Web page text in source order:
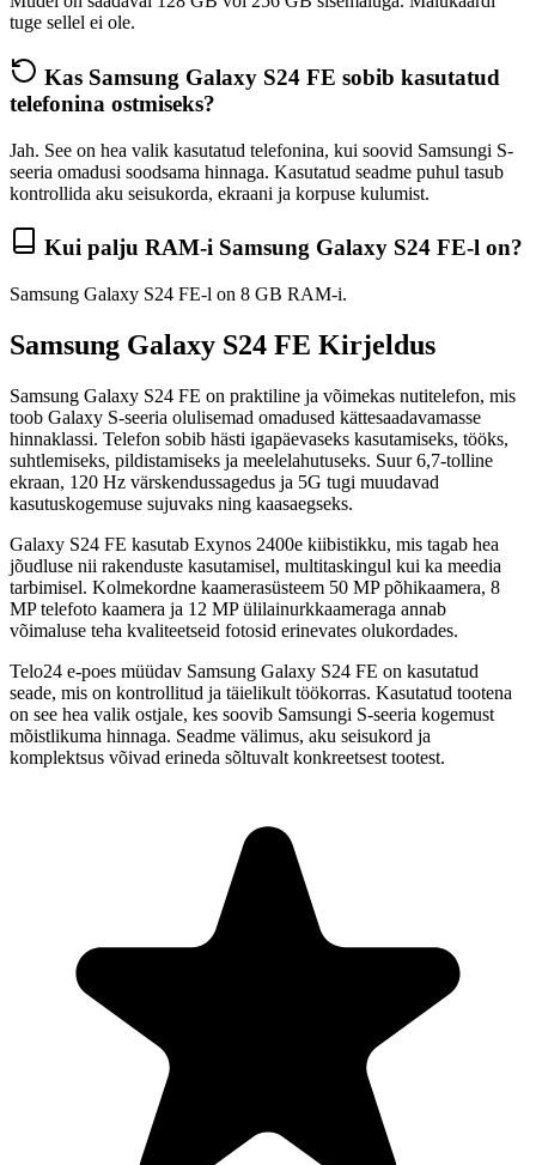
tuge sellel ei ole.
Kas Samsung Galaxy S24 FE sobib kasutatud
telefonina ostmiseks?
Jah. See on hea valik kasutatud telefonina, kui soovid Samsungi S-
seeria omadusi soodsama hinnaga. Kasutatud seadme puhul tasub
kontrollida aku seisukorda, ekraani ja korpuse kulumist.
Kui palju RAM-i Samsung Galaxy S24 FE-l on?
Samsung Galaxy S24 FE-l on 8 GB RAM-i.
Samsung Galaxy S24 FE Kirjeldus
Samsung Galaxy S24 FE on praktiline ja võimekas nutitelefon, mis
toob Galaxy S-seeria olulisemad omadused kättesaadavamasse
hinnaklassi. Telefon sobib hästi igapäevaseks kasutamiseks, tööks,
suhtlemiseks, pildistamiseks ja meelelahutuseks. Suur 6,7-tolline
ekraan, 120 Hz värskendussagedus ja 5G tugi muudavad
kasutuskogemuse sujuvaks ning kaasaegseks.
Galaxy S24 FE kasutab Exynos 2400e kiibistikku, mis tagab hea
jõudluse nii rakenduste kasutamisel, multitaskingul kui ka meedia
tarbimisel. Kolmekordne kaamerasüsteem 50 MP põhikaamera, 8
MP telefoto kaamera ja 12 MP ülilainurkkaameraga annab
võimaluse teha kvaliteetseid fotosid erinevates olukordades.
Telo24 e-poes müüdav Samsung Galaxy S24 FE on kasutatud
seade, mis on kontrollitud ja täielikult töökorras. Kasutatud tootena
on see hea valik ostjale, kes soovib Samsungi S-seeria kogemust
mõistlikuma hinnaga. Seadme välimus, aku seisukord ja
komplektsus võivad erineda sõltuvalt konkreetsest tootest.